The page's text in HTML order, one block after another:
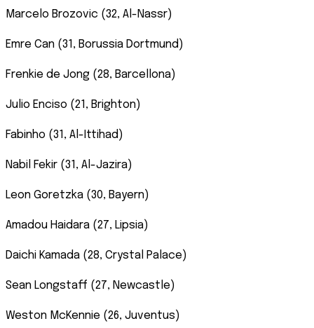
Marcelo Brozovic (32, Al-Nassr)
Emre Can (31, Borussia Dortmund)
Frenkie de Jong (28, Barcellona)
Julio Enciso (21, Brighton)
Fabinho (31, Al-Ittihad)
Nabil Fekir (31, Al-Jazira)
Leon Goretzka (30, Bayern)
Amadou Haidara (27, Lipsia)
Daichi Kamada (28, Crystal Palace)
Sean Longstaff (27, Newcastle)
Weston McKennie (26, Juventus)